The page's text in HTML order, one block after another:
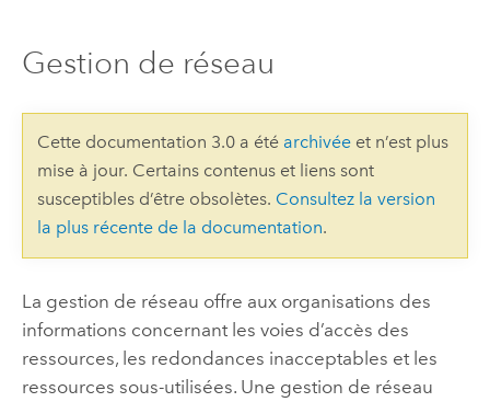
Gestion de réseau
Cette documentation 3.0 a été archivéeet n’est plus
mise à jour. Certains contenus et liens sont
susceptibles d’être obsolètes. Consultez la version
la plus récente de la documentation.
La gestion de réseau offre aux organisations des
informations concernant les voies d’accès des
ressources, les redondances inacceptables et les
ressources sous-utilisées. Une gestion de réseau